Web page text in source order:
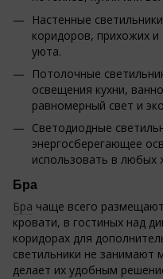
Настенные
коридоров, прихожих и
уюта.
Потолочные
освещения кухни,
равномерный свет и
Светодиодные
энергосберегающее
использовать в
Бра
Бра чаще всего
кровати, в гостиных над
коридорах для
светильники не занимают
делает их удобным